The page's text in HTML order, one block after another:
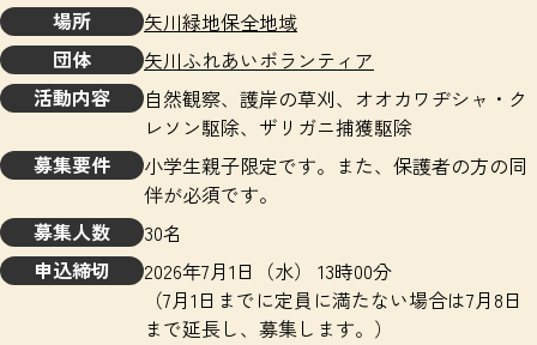
場所
矢川緑地保全地域
団体
矢川ふれあいボランティア
活動内容
自然観察、護岸の草刈、オオカワヂシャ・ク
レソン駆除、ザリガニ捕獲駆除
募集要件
小学生親子限定です。また、保護者の方の同
伴が必須です。
募集人数
30名
申込締切
2026年7月1日（水） 13時00分
（7月1日までに定員に満たない場合は7月8日
まで延長し、募集します。）